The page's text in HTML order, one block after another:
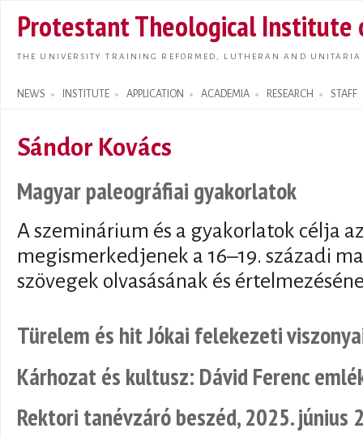
main
Protestant Theological Institute
THE UNIVERSITY TRAINING REFORMED, LUTHERAN AND
NEWS INSTITUTE APPLICATION ACADEMIA RESEARCH STAFF
Search form
Sándor Kovács
Magyar paleográfiai gyakorlatok
A szeminárium és a gyakorlatok célja
megismerkedjenek a 16–19. századi
szövegek olvasásának és
Türelem és hit Jókai felekezeti
Kárhozat és kultusz: Dávid Ferenc
Rektori tanévzáró beszéd, 2025. június